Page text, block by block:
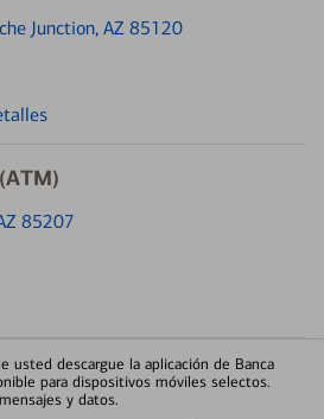
Junction, AZ 85120
85207
usted descargue la aplicación de Banca
para dispositivos móviles selectos.
y datos.